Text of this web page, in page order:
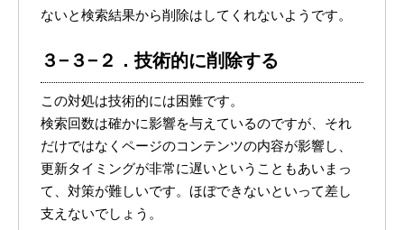
ないと検索結果から削除はしてくれないようです。
３−３−２．技術的に削除する
この対処は技術的には困難です。
検索回数は確かに影響を与えているのですが、それ
だけではなくページのコンテンツの内容が影響し、
更新タイミングが非常に遅いということもあいまっ
て、対策が難しいです。ほぼできないといって差し
支えないでしょう。